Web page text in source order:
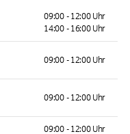
09:00 - 12:00 Uhr
14:00 - 16:00 Uhr
09:00 - 12:00 Uhr
09:00 - 12:00 Uhr
09:00 - 12:00 Uhr